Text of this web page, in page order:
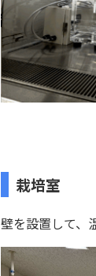
栽培室
壁を設置して、